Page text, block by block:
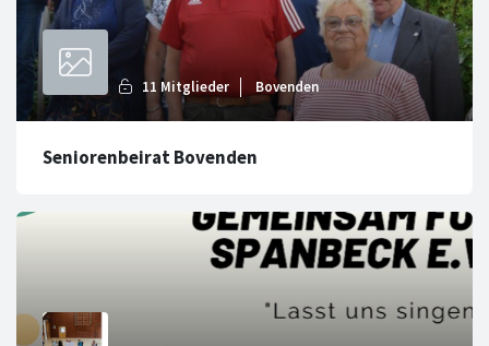
Seniorenbeirat Bovenden